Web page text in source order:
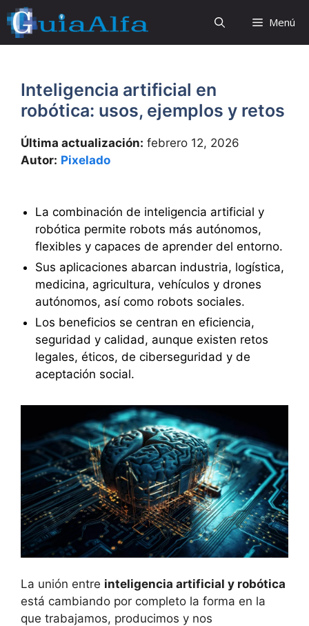
Saltar
al
contenido
Menú
Inteligencia artificial en
robótica: usos, ejemplos y retos
Última actualización: febrero 12, 2026
Autor: Pixelado
La combinación de inteligencia artificial y
robótica permite robots más autónomos,
flexibles y capaces de aprender del entorno.
Sus aplicaciones abarcan industria, logística,
medicina, agricultura, vehículos y drones
autónomos, así como robots sociales.
Los beneficios se centran en eficiencia,
seguridad y calidad, aunque existen retos
legales, éticos, de ciberseguridad y de
aceptación social.
La unión entre inteligencia artificial y robótica
está cambiando por completo la forma en la
que trabajamos, producimos y nos